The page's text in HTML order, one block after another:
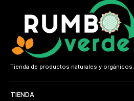
Tienda de productos naturales y orgánicos.
TIENDA